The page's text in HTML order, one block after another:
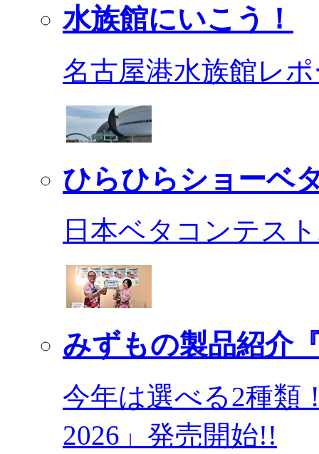
水族館にいこう！
名古屋港水族館レ
ひらひらショーベ
日本ベタコンテス
みずもの製品紹介
今年は選べる2種類
2026」発売開始!!